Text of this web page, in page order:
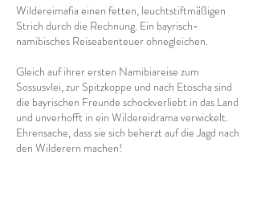
Wildereimafia einen fetten, leuchtstiftmäßigen
Strich durch die Rechnung. Ein bayrisch-
namibisches Reiseabenteuer ohnegleichen.
Gleich auf ihrer ersten Namibiareise zum
Sossusvlei, zur Spitzkoppe und nach Etoscha sind
die bayrischen Freunde schockverliebt in das Land
und unverhofft in ein Wildereidrama verwickelt.
Ehrensache, dass sie sich beherzt auf die Jagd nach
den Wilderern machen!